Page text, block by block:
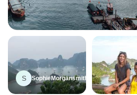
S SophieMorgansmith